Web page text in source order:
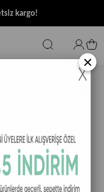
kargo!
×